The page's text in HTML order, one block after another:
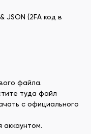
JSON (2FA код в
файла.
туда файл
с официального
аккаунтом.